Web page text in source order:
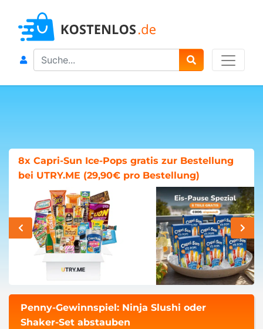
Search
8x Capri-Sun Ice-Pops gratis zur Bestellung
bei UTRY.ME (29,90€ pro Bestellung)
Penny-Gewinnspiel: Ninja Slushi oder
Shaker-Set abstauben